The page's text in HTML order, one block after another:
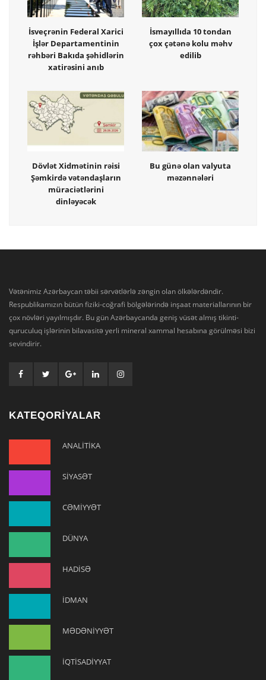
İsveçrənin Federal Xarici
İşlər Departamentinin
rəhbəri Bakıda şəhidlərin
xatirəsini anıb
İsmayıllıda 10 tondan
çox çətənə kolu məhv
edilib
Dövlət Xidmətinin rəisi
Şəmkirdə vətəndaşların
müraciətlərini
dinləyəcək
Bu günə olan valyuta
məzənnələri
Vətənimiz Azərbaycan təbii sərvətlərlə zəngin olan ölkələrdəndir.
Respublikamızın bütün fiziki-coğrafi bölgələrində inşaat materiallarının bir
çox növləri yayılmışdır. Bu gün Azərbaycanda geniş vüsət almış tikinti-
quruculuq işlərinin bilavasitə yerli mineral xammal hesabına görülməsi bizi
sevindirir.
KATEQORİYALAR
ANALİTİKA
SİYASƏT
CƏMİYYƏT
DÜNYA
HADİSƏ
İDMAN
MƏDƏNİYYƏT
İQTİSADİYYAT